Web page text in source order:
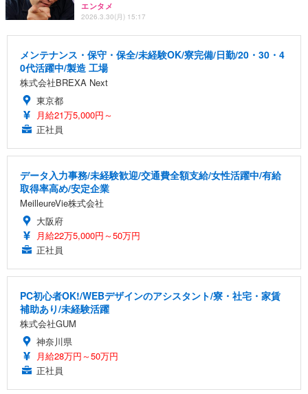
エンタメ
2026.3.30(月) 15:17
メンテナンス・保守・保全/未経験OK/寮完備/日勤/20・30・4
0代活躍中/製造 工場
株式会社BREXA Next
東京都
月給21万5,000円～
正社員
データ入力事務/未経験歓迎/交通費全額支給/女性活躍中/有給
取得率高め/安定企業
MeilleureVie株式会社
大阪府
月給22万5,000円～50万円
正社員
PC初心者OK!/WEBデザインのアシスタント/寮・社宅・家賃
補助あり/未経験活躍
株式会社GUM
神奈川県
月給28万円～50万円
正社員